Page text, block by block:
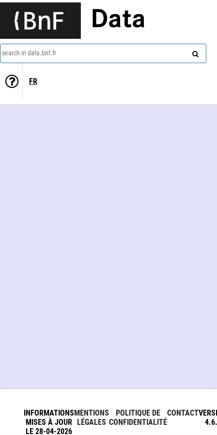
Data
search in data.bnf.fr
FR
INFORMATIONS
MISES À JOUR
LE 28-04-2026
MENTIONS
LÉGALES
POLITIQUE DE
CONFIDENTIALITÉ
CONTACT